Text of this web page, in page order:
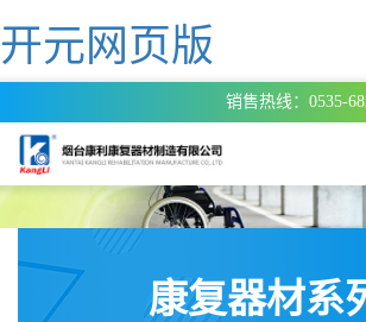
开元网页版
销售热线：0535-
康复器材系